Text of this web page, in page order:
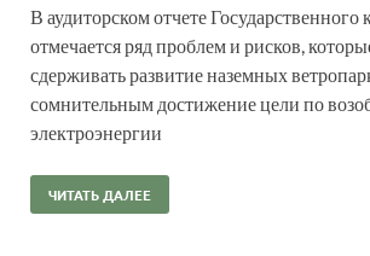
В аудиторском отчете Государственного
отмечается ряд проблем и рисков,
сдерживать развитие наземных
сомнительным достижение цели по
электроэнергии
ЧИТАТЬ ДАЛЕЕ